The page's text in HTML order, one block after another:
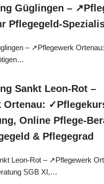
Güglingen –
Pflegegeld-
– ↗️Pflegewerk
Sankt Leon-Rot –
Ortenau:
Online Pflege-
& Pflegegrad
Leon-Rot – ↗️Pflegewerk
SGB XI,…